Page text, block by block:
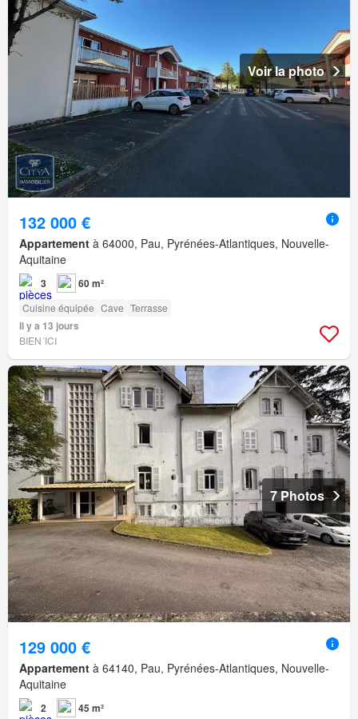
Voir la photo
132 000 €
Appartement à 64000, Pau, Pyrénées-Atlantiques, Nouvelle-
Aquitaine
3 60 m²
Cuisine équipée Cave Terrasse
Il y a 13 jours
BIEN´ICI
7 Photos
129 000 €
Appartement à 64140, Pau, Pyrénées-Atlantiques, Nouvelle-
Aquitaine
2 45 m²